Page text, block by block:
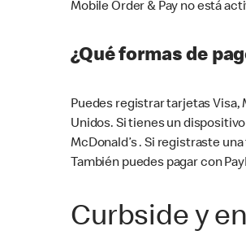
Mobile Order & Pay no está
¿Qué formas de
Puedes registrar tarjetas Visa,
Unidos. Si tienes un
McDonald’s . Si registraste
También puedes pagar con
Curbside y